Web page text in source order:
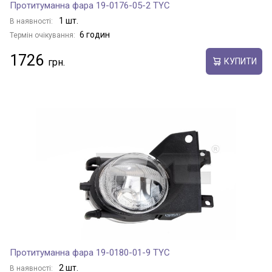
Протитуманна фара 19-0176-05-2 TYC
В наявності: 1 шт.
Термін очікування: 6 годин
1726 КУПИТИ
Протитуманна фара 19-0180-01-9 TYC
В наявності: 2 шт.